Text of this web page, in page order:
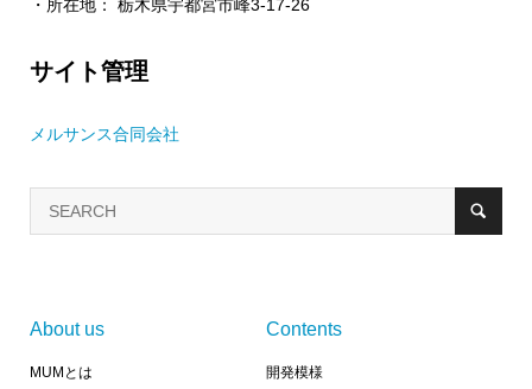
・所在地： 栃木県宇都宮市峰3-17-26
サイト管理
メルサンス合同会社
About us
MUMとは
Contents
開発模様